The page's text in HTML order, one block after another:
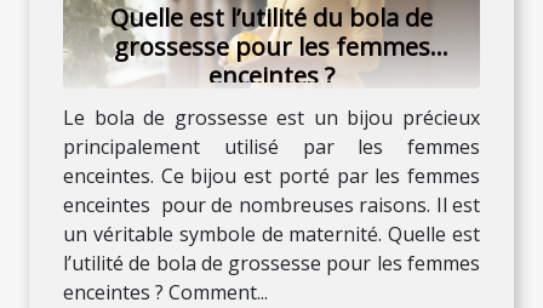
Quelle est l’utilité du bola de
grossesse pour les femmes
enceintes ?
Le bola de grossesse est un bijou précieux
principalement utilisé par les femmes
enceintes. Ce bijou est porté par les femmes
enceintes pour de nombreuses raisons. Il est
un véritable symbole de maternité. Quelle est
l’utilité de bola de grossesse pour les femmes
enceintes ? Comment...